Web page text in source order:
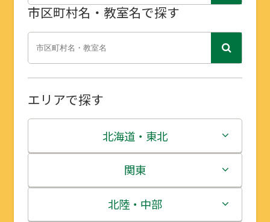
市区町村名・教室名で探す
エリアで探す
北海道・東北
北海道
青森県
関東
茨城県
北陸・中部